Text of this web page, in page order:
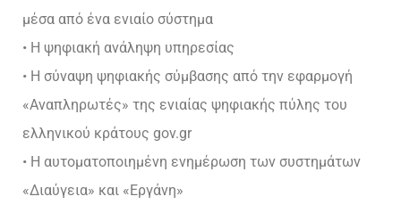
μέσα από ένα ενιαίο σύστημα
• Η ψηφιακή ανάληψη υπηρεσίας
• Η σύναψη ψηφιακής σύμβασης από την εφαρμογή
«Αναπληρωτές» της ενιαίας ψηφιακής πύλης του
ελληνικού κράτους gov.gr
• Η αυτοματοποιημένη ενημέρωση των συστημάτων
«Διαύγεια» και «Εργάνη»